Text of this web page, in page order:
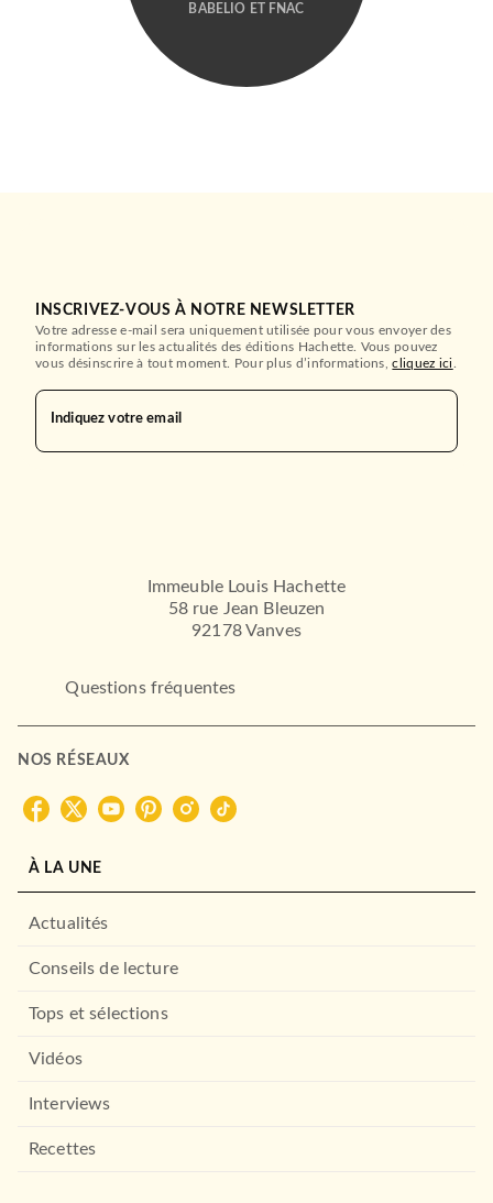
ROMANS FRANCOPHONES
La Voix de la terre
08/06/2016
LE LIVRE DE POCHE
ROMANS FRANCOPHONES
BABELIO ET FNAC
INSCRIVEZ-VOUS À NOTRE NEWSLETTER
Votre adresse e-mail sera uniquement utilisée pour vous envoyer des
informations sur les actualités des éditions Hachette. Vous pouvez
vous désinscrire à tout moment. Pour plus d’informations,cliquez ici
Indiquez votre email
Immeuble Louis Hachette
58 rue Jean Bleuzen
92178 Vanves
Questions fréquentes
NOS RÉSEAUX
À LA UNE
Actualités
Conseils de lecture
Tops et sélections
Vidéos
Interviews
Recettes